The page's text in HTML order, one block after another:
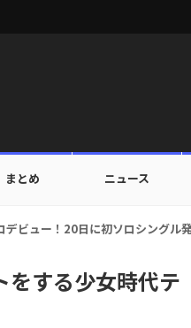
まとめ ニュース
でも完璧なビジュアル！
をする少女時代テ